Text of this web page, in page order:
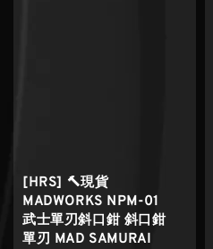
[HRS] 🔨現貨
MADWORKS NPM-01
武士單刃斜口鉗 斜口鉗
單刃 MAD SAMURAI